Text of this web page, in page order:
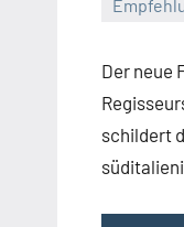
Der neue
schildert